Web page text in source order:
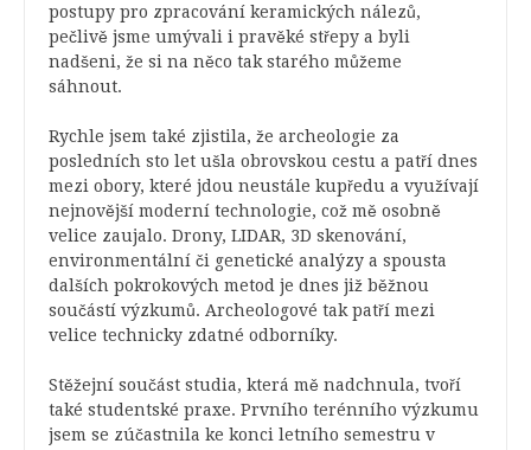
postupy pro zpracování keramických nálezů,
pečlivě jsme umývali i pravěké střepy a byli
nadšeni, že si na něco tak starého můžeme
sáhnout.
Rychle jsem také zjistila, že archeologie za
posledních sto let ušla obrovskou cestu a patří dnes
mezi obory, které jdou neustále kupředu a využívají
nejnovější moderní technologie, což mě osobně
velice zaujalo. Drony, LIDAR, 3D skenování,
environmentální či genetické analýzy a spousta
dalších pokrokových metod je dnes již běžnou
součástí výzkumů. Archeologové tak patří mezi
velice technicky zdatné odborníky.
Stěžejní součást studia, která mě nadchnula, tvoří
také studentské praxe. Prvního terénního výzkumu
jsem se zúčastnila ke konci letního semestru v